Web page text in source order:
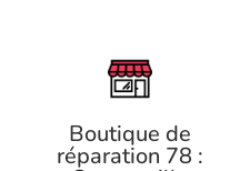
Boutique de
réparation 78 :